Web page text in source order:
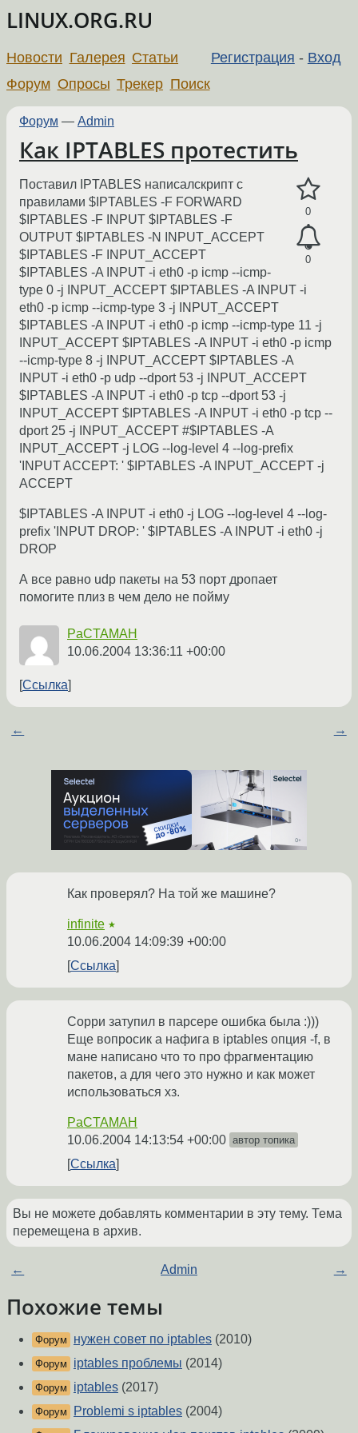
LINUX.ORG.RU
Регистрация - Вход
Новости Галерея Статьи
Форум Опросы Трекер Поиск
Форум — Admin
Как IPTABLES протестить
0
0
Поставил IPTABLES написалскрипт с
правилами $IPTABLES -F FORWARD
$IPTABLES -F INPUT $IPTABLES -F
OUTPUT $IPTABLES -N INPUT_ACCEPT
$IPTABLES -F INPUT_ACCEPT
$IPTABLES -A INPUT -i eth0 -p icmp --icmp-
type 0 -j INPUT_ACCEPT $IPTABLES -A INPUT -i
eth0 -p icmp --icmp-type 3 -j INPUT_ACCEPT
$IPTABLES -A INPUT -i eth0 -p icmp --icmp-type 11 -j
INPUT_ACCEPT $IPTABLES -A INPUT -i eth0 -p icmp
--icmp-type 8 -j INPUT_ACCEPT $IPTABLES -A
INPUT -i eth0 -p udp --dport 53 -j INPUT_ACCEPT
$IPTABLES -A INPUT -i eth0 -p tcp --dport 53 -j
INPUT_ACCEPT $IPTABLES -A INPUT -i eth0 -p tcp --
dport 25 -j INPUT_ACCEPT #$IPTABLES -A
INPUT_ACCEPT -j LOG --log-level 4 --log-prefix
'INPUT ACCEPT: ' $IPTABLES -A INPUT_ACCEPT -j
ACCEPT
$IPTABLES -A INPUT -i eth0 -j LOG --log-level 4 --log-
prefix 'INPUT DROP: ' $IPTABLES -A INPUT -i eth0 -j
DROP
А все равно udp пакеты на 53 порт дропает
помогите плиз в чем дело не пойму
PaCTAMAH
10.06.2004 13:36:11 +00:00
Ссылка
← →
Как проверял? На той же машине?
infinite ★
10.06.2004 14:09:39 +00:00
Ссылка
Сорри затупил в парсере ошибка была :)))
Еще вопросик а нафига в iptables опция -f, в
мане написано что то про фрагментацию
пакетов, а для чего это нужно и как может
использоваться хз.
PaCTAMAH
10.06.2004 14:13:54 +00:00 автор топика
Ссылка
Вы не можете добавлять комментарии в эту тему. Тема
перемещена в архив.
← Admin →
Похожие темы
Форум нужен совет по iptables (2010)
Форум iptables проблемы (2014)
Форум iptables (2017)
Форум Problemi s iptables (2004)